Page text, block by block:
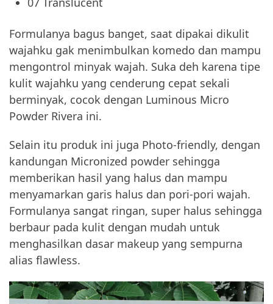
Formulanya bagus banget, saat dipakai dikulit
wajahku gak menimbulkan komedo dan mampu
mengontrol minyak wajah. Suka deh karena tipe
kulit wajahku yang cenderung cepat sekali
berminyak, cocok dengan Luminous Micro
Powder Rivera ini.
Selain itu produk ini juga Photo-friendly, dengan
kandungan Micronized powder sehingga
memberikan hasil yang halus dan mampu
menyamarkan garis halus dan pori-pori wajah.
Formulanya sangat ringan, super halus sehingga
berbaur pada kulit dengan mudah untuk
menghasilkan dasar makeup yang sempurna
alias flawless.